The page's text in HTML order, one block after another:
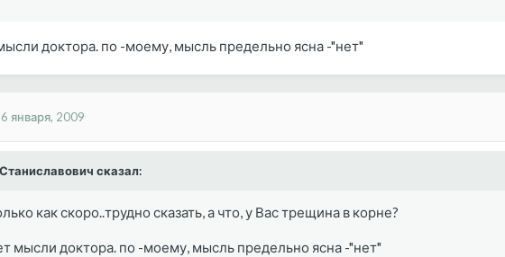
доктора. по -моему, мысль предельно ясна -"нет"
января, 2009
сказал:
как скоро..трудно сказать, а что, у Вас трещина в корне?
мысли доктора. по -моему, мысль предельно ясна -"нет"